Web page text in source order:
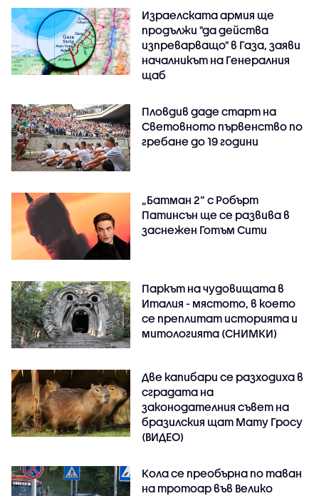
Израелската армия ще
продължи "да действа
изпреварващо" в Газа, заяви
началникът на Генералния
щаб
Пловдив даде старт на
Световното първенство по
гребане до 19 години
„Батман 2“ с Робърт
Патинсън ще се развива в
заснежен Готъм Сити
Паркът на чудовищата в
Италия - мястото, в което
се преплитат историята и
митологията (СНИМКИ)
Две капибари се разходиха в
сградата на
законодателния съвет на
бразилския щат Мату Гросу
(ВИДЕО)
Кола се преобърна по таван
на тротоар във Велико